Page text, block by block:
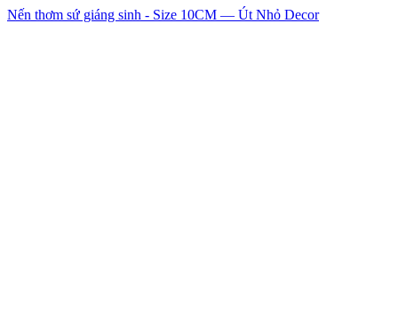
Nến thơm sứ giáng sinh - Size 10CM — Út Nhỏ Decor